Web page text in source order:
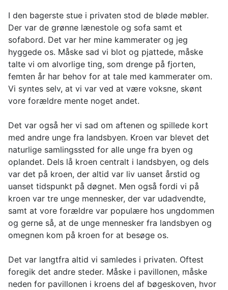
I den bagerste stue i privaten stod de bløde møbler.
Der var de grønne lænestole og sofa samt et
sofabord. Det var her mine kammerater og jeg
hyggede os. Måske sad vi blot og pjattede, måske
talte vi om alvorlige ting, som drenge på fjorten,
femten år har behov for at tale med kammerater om.
Vi syntes selv, at vi var ved at være voksne, skønt
vore forældre mente noget andet.
Det var også her vi sad om aftenen og spillede kort
med andre unge fra landsbyen. Kroen var blevet det
naturlige samlingssted for alle unge fra byen og
oplandet. Dels lå kroen centralt i landsbyen, og dels
var det på kroen, der altid var liv uanset årstid og
uanset tidspunkt på døgnet. Men også fordi vi på
kroen var tre unge mennesker, der var udadvendte,
samt at vore forældre var populære hos ungdommen
og gerne så, at de unge mennesker fra landsbyen og
omegnen kom på kroen for at besøge os.
Det var langtfra altid vi samledes i privaten. Oftest
foregik det andre steder. Måske i pavillonen, måske
neden for pavillonen i kroens del af bøgeskoven, hvor